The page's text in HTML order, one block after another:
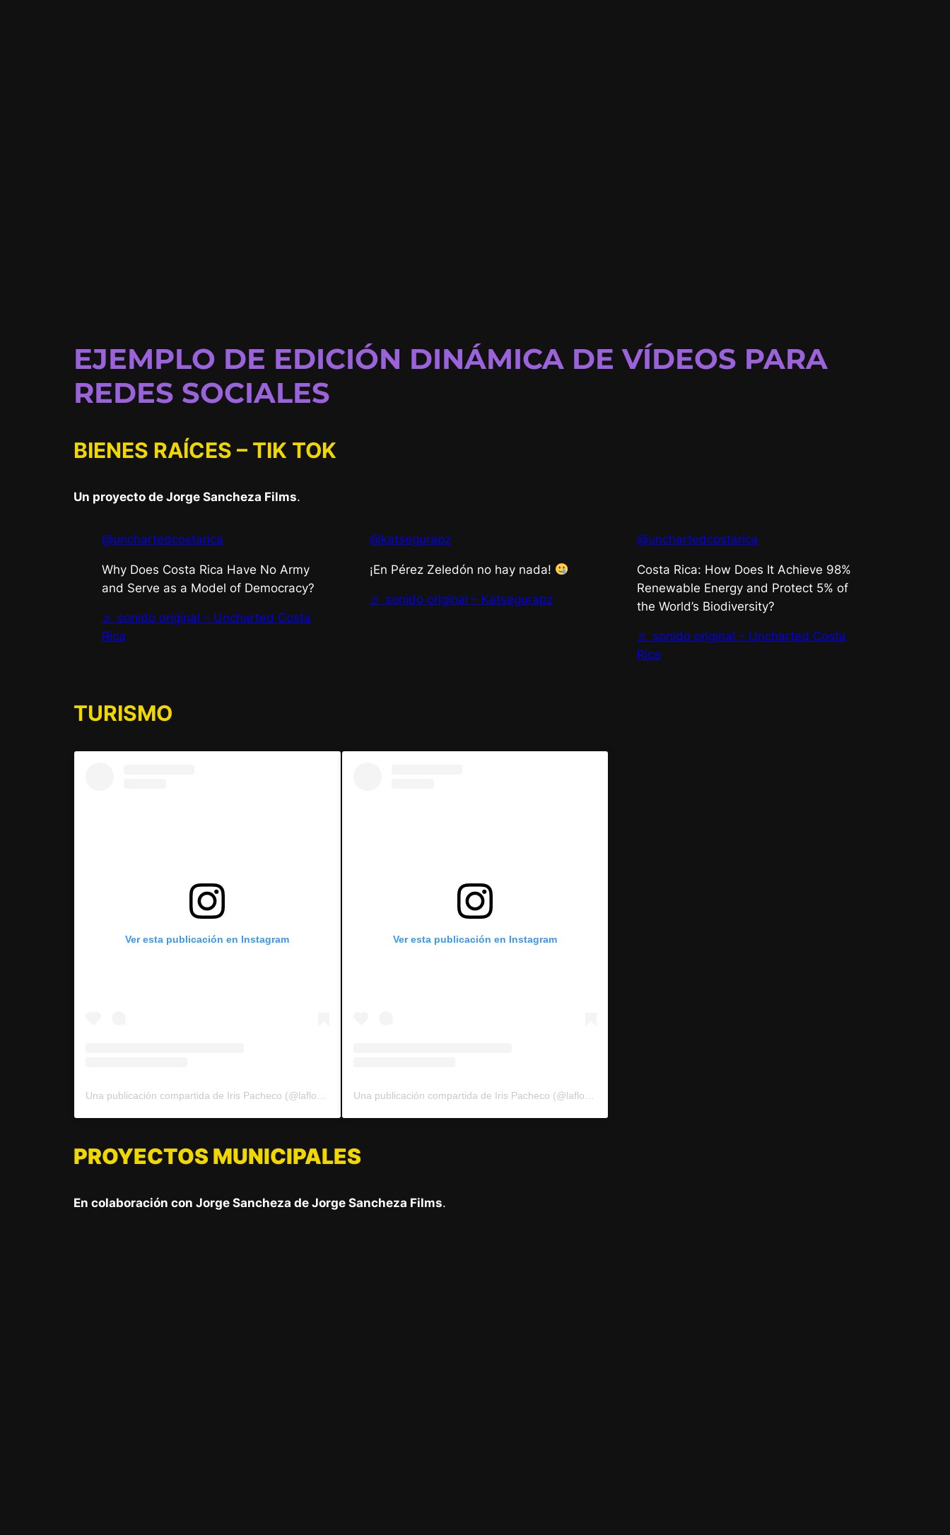
EJEMPLO DE EDICIÓN DINÁMICA DE VÍDEOS PARA
REDES SOCIALES
BIENES RAÍCES – TIK TOK
Un proyecto de Jorge Sancheza Films.
@unchartedcostarica
Why Does Costa Rica Have No Army
and Serve as a Model of Democracy?
♬ sonido original – Uncharted Costa
Rica
@katsegurapz
¡En Pérez Zeledón no hay nada!
♬ sonido original – Katsegurapz
@unchartedcostarica
Costa Rica: How Does It Achieve 98%
Renewable Energy and Protect 5% of
the World’s Biodiversity?
♬ sonido original – Uncharted Costa
Rica
TURISMO
Ver esta publicación en Instagram Ver esta publicación en Instagram
PROYECTOS MUNICIPALES
En colaboración con Jorge Sancheza de Jorge Sancheza Films.